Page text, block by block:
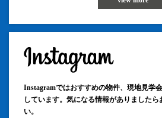
Instagramではおすすめの物件、現地見学
しています。気になる情報がありましたら
い。